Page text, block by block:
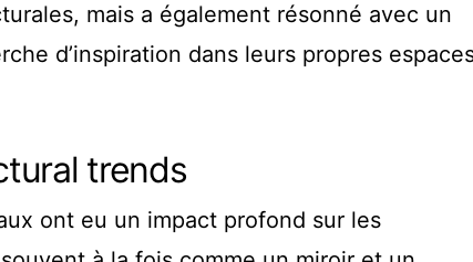
mais a également résonné avec un
d’inspiration dans leurs propres
trends
ont eu un impact profond sur les